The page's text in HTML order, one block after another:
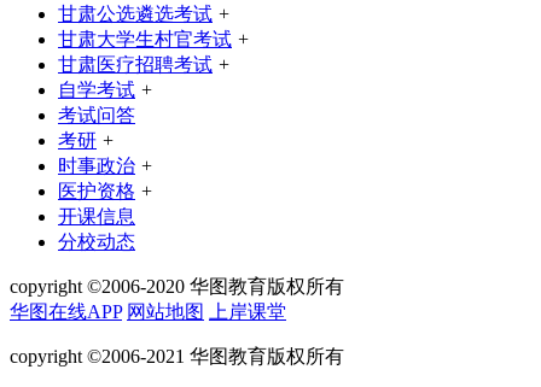
甘肃公选遴选考试 +
甘肃大学生村官考试 +
甘肃医疗招聘考试 +
自学考试 +
考试问答
考研 +
时事政治 +
医护资格 +
开课信息
分校动态
copyright ©2006-2020 华图教育版权所有
华图在线APP 网站地图 上岸课堂
copyright ©2006-2021 华图教育版权所有